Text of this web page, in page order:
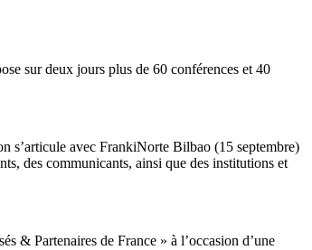
sur deux jours plus de 60 conférences et 40
s’articule avec FrankiNorte Bilbao (15 septembre)
des communicants, ainsi que des institutions et
& Partenaires de France » à l’occasion d’une